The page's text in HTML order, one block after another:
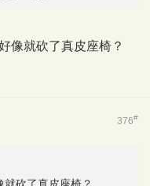
像就砍了真皮座椅？
376#